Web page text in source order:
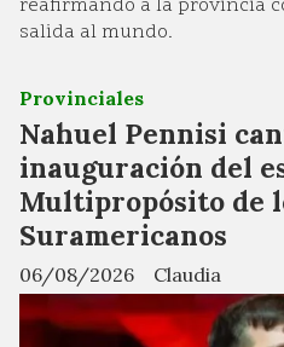
reafirmando a la provincia
salida al mundo.
Nahuel Pennisi
inauguración del
Multipropósito de
Suramericanos
Claudia
Provinciales
06/08/2026